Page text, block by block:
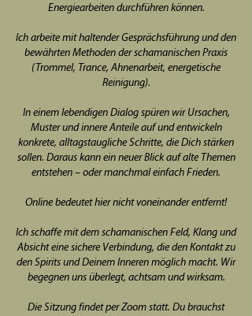
Energiearbeiten durchführen können.
Ich arbeite mit haltender Gesprächsführung und den
bewährten Methoden der schamanischen Praxis
(Trommel, Trance, Ahnenarbeit, energetische
Reinigung).
In einem lebendigen Dialog spüren wir Ursachen,
Muster und innere Anteile auf und entwickeln
konkrete, alltagstaugliche Schritte, die Dich stärken
sollen. Daraus kann ein neuer Blick auf alte Themen
entstehen – oder manchmal einfach Frieden.
Online bedeutet hier nicht voneinander entfernt!
Ich schaffe mit dem schamanischen Feld, Klang und
Absicht eine sichere Verbindung, die den Kontakt zu
den Spirits und Deinem Inneren möglich macht. Wir
begegnen uns überlegt, achtsam und wirksam.
Die Sitzung findet per Zoom statt. Du brauchst